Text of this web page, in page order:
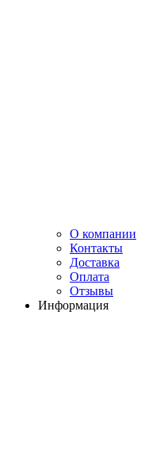
О компании
Контакты
Доставка
Оплата
Отзывы
Информация